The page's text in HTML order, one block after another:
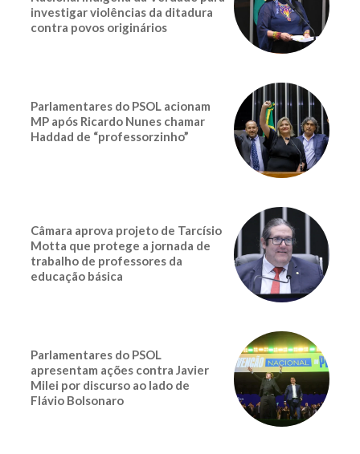
investigar violências da ditadura
contra povos originários
Parlamentares do PSOL acionam
MP após Ricardo Nunes chamar
Haddad de “professorzinho”
Câmara aprova projeto de Tarcísio
Motta que protege a jornada de
trabalho de professores da
educação básica
Parlamentares do PSOL
apresentam ações contra Javier
Milei por discurso ao lado de
Flávio Bolsonaro